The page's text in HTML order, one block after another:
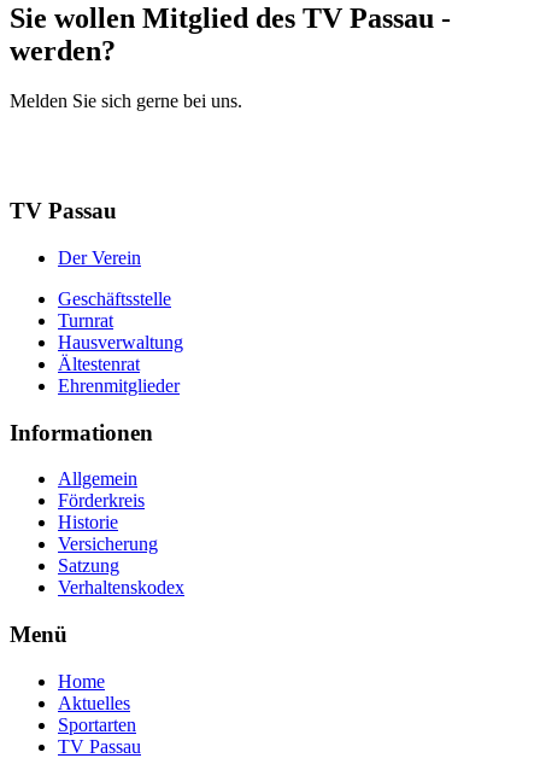
Sie wollen Mitglied des TV Passau ­
werden?
Melden Sie sich gerne bei uns.
TV Passau
Der Verein
Geschäftsstelle
Turnrat
Hausverwaltung
Ältestenrat
Ehrenmitglieder
Informationen
Allgemein
Förderkreis
Historie
Versicherung
Satzung
Verhaltenskodex
Menü
Home
Aktuelles
Sportarten
TV Passau